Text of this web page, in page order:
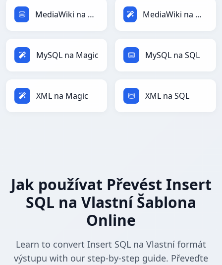
MediaWiki na SQL MediaWiki na Magic
MySQL na Magic MySQL na SQL
XML na Magic XML na SQL
Jak používat Převést Insert
SQL na Vlastní Šablona
Online
Learn to convert Insert SQL na Vlastní formát
výstupu with our step-by-step guide. Převeďte